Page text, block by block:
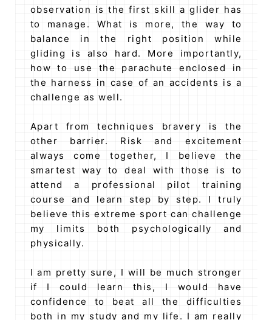
observation is the first skill a glider has
to manage. What is more, the way to
balance in the right position while
gliding is also hard. More importantly,
how to use the parachute enclosed in
the harness in case of an accidents is a
challenge as well.
Apart from techniques bravery is the
other barrier. Risk and excitement
always come together, I believe the
smartest way to deal with those is to
attend a professional pilot training
course and learn step by step. I truly
believe this extreme sport can challenge
my limits both psychologically and
physically.
I am pretty sure, I will be much stronger
if I could learn this, I would have
confidence to beat all the difficulties
both in my study and my life. I am really